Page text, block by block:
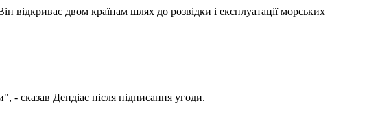
двом країнам шлях до розвідки і експлуатації морських
- сказав Дендіас після підписання угоди.